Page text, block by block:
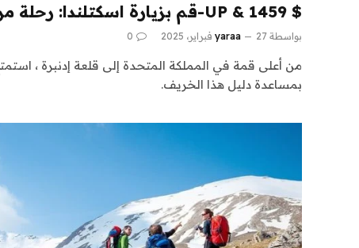
$ 1459 & UP-قم بزيارة اسكتلندا: رحلة مرشد 6 ليال
بواسطة yaraa 27 فبراير، 2025 0
من أعلى قمة في المملكة المتحدة إلى قلعة إدنبرة ،
بمساعدة دليل هذا الخريف.